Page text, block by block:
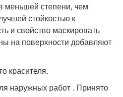
меньшей степени, чем
стойкостью к
и свойство маскировать
на поверхности добавляют
красителя.
наружных работ . Принято